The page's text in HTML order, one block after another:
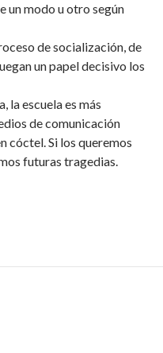
un modo u otro según
de socialización, de
un papel decisivo los
la escuela es más
de comunicación
cóctel. Si los queremos
futuras tragedias.